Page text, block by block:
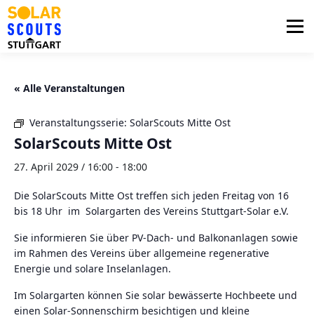
Zum
Inhalt
springen
Menü
« Alle Veranstaltungen
Veranstaltungsserie: SolarScouts Mitte Ost
SolarScouts Mitte Ost
27. April 2029 / 16:00 - 18:00
Die SolarScouts Mitte Ost treffen sich jeden Freitag von 16
bis 18 Uhr im Solargarten des Vereins Stuttgart-Solar e.V.
Sie informieren Sie über PV-Dach- und Balkonanlagen sowie
im Rahmen des Vereins über allgemeine regenerative
Energie und solare Inselanlagen.
Im Solargarten können Sie solar bewässerte Hochbeete und
einen Solar-Sonnenschirm besichtigen und kleine